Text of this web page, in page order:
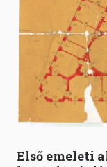
Első emeleti